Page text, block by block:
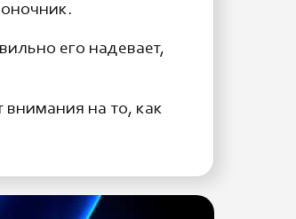
его надевает,
внимания на то, как